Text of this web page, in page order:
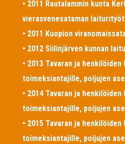
• 2011 Rautalammin kunta
vierasvenesataman laiturityöt
• 2011 Kuopion
• 2012 Siilinjärven kunnan
• 2013 Tavaran ja
toimeksiantajille, poijujen
• 2014 Tavaran ja
toimeksiantajille, poijujen
• 2015 Tavaran ja
toimeksiantajille, poijujen